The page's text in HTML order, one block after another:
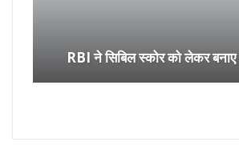
RBI ने सिबिल स्कोर को लेकर